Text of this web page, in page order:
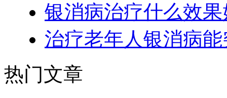
银消病治疗什么效果
治疗老年人银消病
热门文章